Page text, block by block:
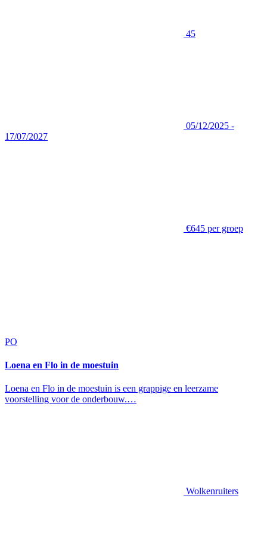
45
05/12/2025 -
17/07/2027
€645 per groep
PO
Loena en Flo in de moestuin
Loena en Flo in de moestuin is een grappige en leerzame
voorstelling voor de onderbouw.…
Wolkenruiters